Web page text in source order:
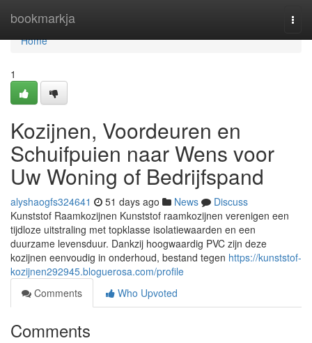
bookmarkja
Home
Home
1
Kozijnen, Voordeuren en
Schuifpuien naar Wens voor
Uw Woning of Bedrijfspand
alyshaogfs324641 51 days ago News
Discuss
Kunststof Raamkozijnen Kunststof raamkozijnen verenigen een
tijdloze uitstraling met topklasse isolatiewaarden en een
duurzame levensduur. Dankzij hoogwaardig PVC zijn deze
kozijnen eenvoudig in onderhoud, bestand tegen https://kunststof-
kozijnen292945.bloguerosa.com/profile
Comments
Who Upvoted
Comments